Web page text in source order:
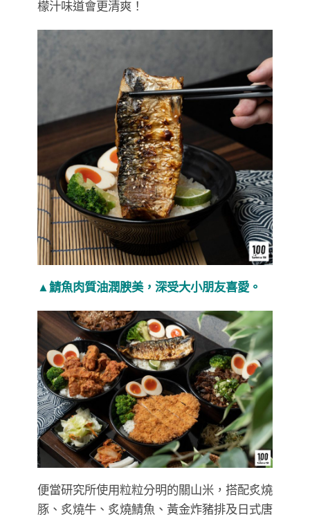
檬汁味道會更清爽！
▲鯖魚肉質油潤腴美，深受大小朋友喜愛。
便當研究所使用粒粒分明的關山米，搭配炙燒
豚、炙燒牛、炙燒鯖魚、黃金炸豬排及日式唐